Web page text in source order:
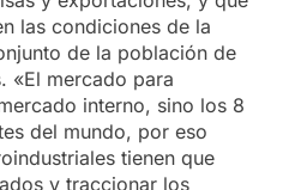
las condiciones de la
de la población de
«El mercado para
interno, sino los 8
del mundo, por eso
tienen que
y traccionar los